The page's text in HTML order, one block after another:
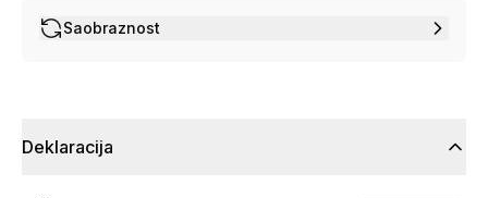
Saobraznost
Deklaracija